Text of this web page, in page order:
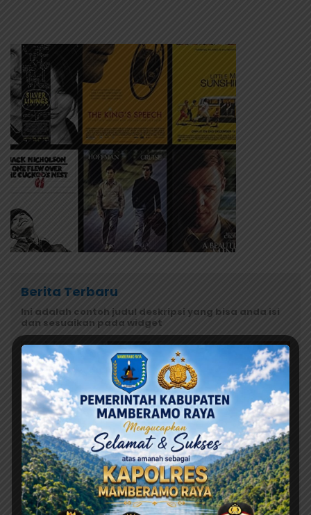
Berita Terbaru
Ini adalah contoh judul deskripsi yang bisa anda isi
dan sesuaikan pada widget
Agustus 7, 2026